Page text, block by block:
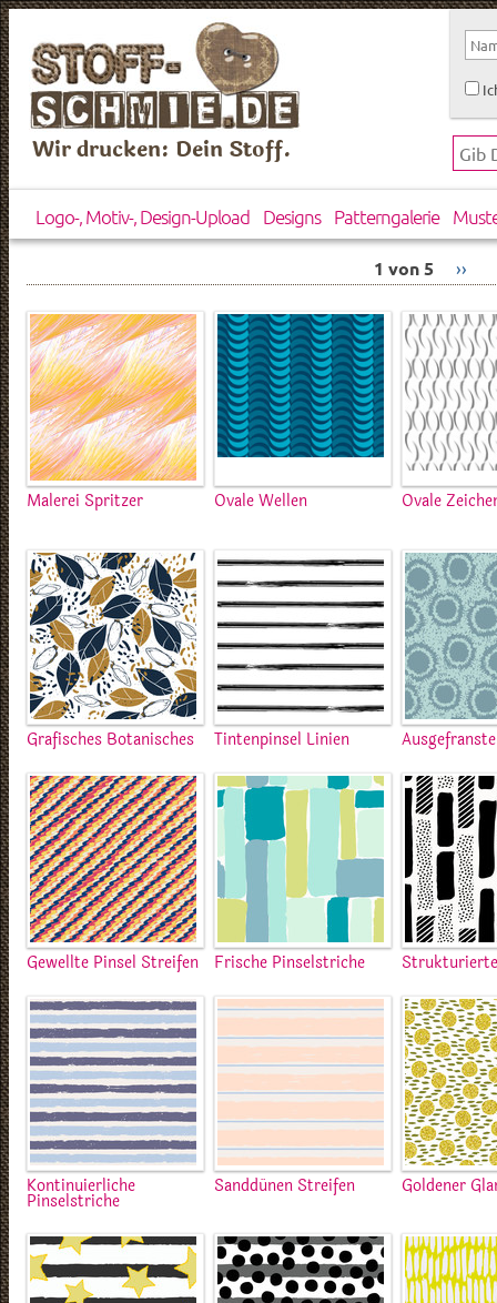
Wir drucken: Dein Stoff.
Logo-, Motiv-, Design-Upload Designs Patterngalerie
1 von 5 ››
Malerei Spritzer Ovale Wellen Ovale
Grafisches Botanisches Tintenpinsel Linien
Gewellte Pinsel Streifen Frische Pinselstriche
Kontinuierliche
Pinselstriche
Sanddünen Streifen Goldener